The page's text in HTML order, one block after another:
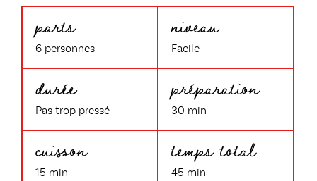
parts
6 personnes
niveau
Facile
durée
Pas trop pressé
préparation
30 min
cuisson
15 min
temps total
45 min